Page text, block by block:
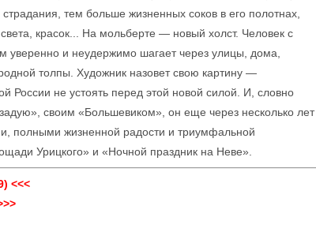
тем больше жизненных соков в его полотнах,
красок... На мольберте — новый холст. Человек с
и неудержимо шагает через улицы, дома,
толпы. Художник назовет свою картину —
России не устоять перед этой новой силой. И, словно
своим «Большевиком», он еще через несколько лет
полными жизненной радости и триумфальной
Урицкого» и «Ночной праздник на Неве».
<<<